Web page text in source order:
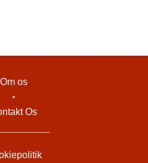
Om os
•
Os